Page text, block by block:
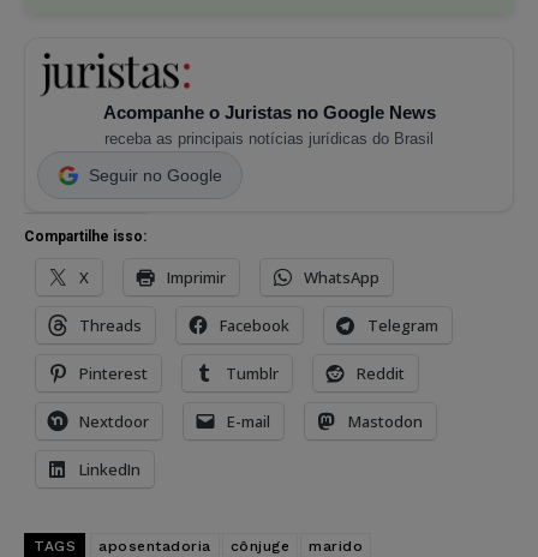
Acompanhe o Juristas no Google News
receba as principais notícias jurídicas do Brasil
Seguir no Google
Compartilhe isso:
X Imprimir WhatsApp
Threads Facebook Telegram
Pinterest Tumblr Reddit
Nextdoor E-mail Mastodon
LinkedIn
TAGS aposentadoria cônjuge
marido